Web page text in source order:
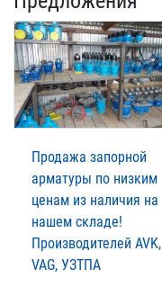
Продажа запорной
арматуры по низким
ценам из наличия на
нашем складе!
Производителей AVK,
VAG, УЗТПА